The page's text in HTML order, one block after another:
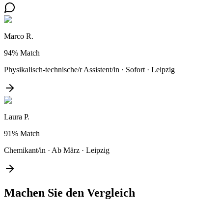
Marco R.
94% Match
Physikalisch-technische/r Assistent/in · Sofort · Leipzig
Laura P.
91% Match
Chemikant/in · Ab März · Leipzig
Machen Sie den Vergleich